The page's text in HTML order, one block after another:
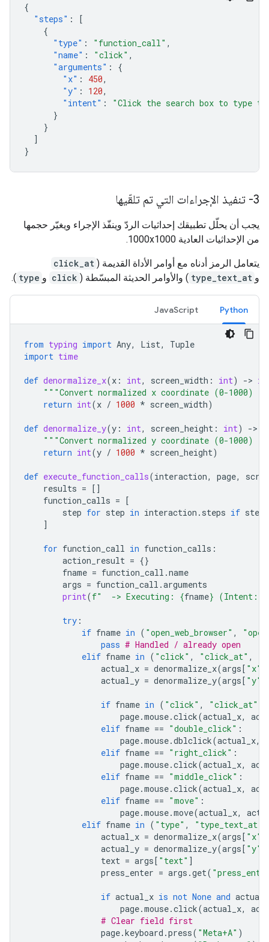
{
"steps" :
[
{
"type" : "function_call" ,
"name" : "click" ,
"arguments" :
{
"x" : 450,
"y" : 120,
"intent" :
"Click the search box to type
}
}
]
}
3- تنفيذ الإجراءات التي تم تلقّيها
يجب أن يحلّل تطبيقك إحداثيات الردّ وينفّذ الإجراء ويغيّر حجمها
من الإحداثيات العادية 1000x1000.
يتعامل الرمز أدناه مع أوامر الأداة القديمة ( click_at
و type_text_at ) والأوامر الحديثة المبسّطة ( click و type
).
Python
JavaScript
from typing import Any, List,
Tuple
import time
def denormalize_x(x : int, screen_width : int) ->
"""Convert normalized x coordinate (0-1000)
return int(x / 1000 * screen_width)
def denormalize_y(y : int, screen_height : int) ->
"""Convert normalized y coordinate (0-1000)
return int(y / 1000 * screen_height)
def execute_function_calls(interaction, page,
results = []
function_calls = [
step for step in interaction . steps if step
]
for function_call in function_calls :
action_result = {}
fname = function_call .name
args = function_call .arguments
print(f"  -> Executing: {fname} (Intent:
try :
if fname in ( "open_web_browser" ,
pass # Handled / already open
elif fname in ( "click" , "click_at" ,
actual_x = denormalize_x(args[ "x"
actual_y = denormalize_y(args[ "y"
if fname in ( "click" , "click_at"
page.mouse.click(actual_x,
elif fname == "double_click" :
page.mouse.dblclick(actual_x,
elif fname == "right_click" :
page.mouse.click(actual_x,
elif fname == "middle_click" :
page.mouse.click(actual_x,
elif fname == "move" :
page.mouse.move(actual_x,
elif fname in ( "type" , "type_text_at"
actual_x = denormalize_x(args[ "x"
actual_y = denormalize_y(args[ "y"
text = args[ "text" ]
press_enter = args .get(
if actual_x is not None and
page.mouse.click(actual_x,
# Clear field first
page.keyboard .press( "Meta+A" )